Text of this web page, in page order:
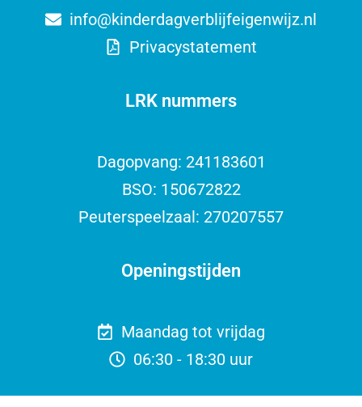
info@kinderdagverblijfeigenwijz.nl
Privacystatement
LRK nummers
Dagopvang: 241183601
BSO: 150672822
Peuterspeelzaal: 270207557
Openingstijden
Maandag tot vrijdag
06:30 - 18:30 uur